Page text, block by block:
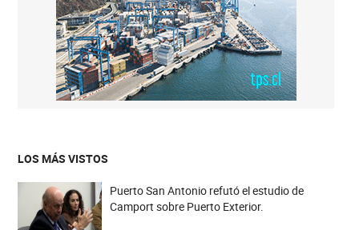
LOS MÁS VISTOS
Puerto San Antonio refutó el estudio de
Camport sobre Puerto Exterior.